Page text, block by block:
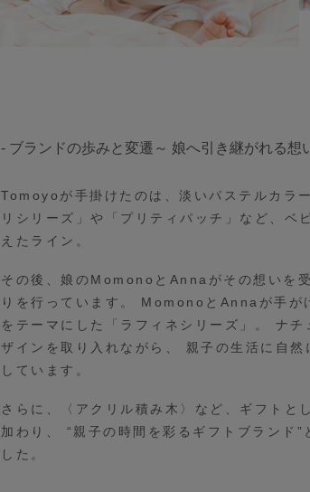
- ブランドの歩みと変遷～ 娘へ引き継がれる想
Tomoyoが手掛けたのは、淡いパステルカラ
リシリーズ」や「プリティパッチ」など、ベ
えたライン。
その後、娘のMomonoとAnnaがその想いを
りを行っています。 MomonoとAnnaが手が
をテーマにした「ラフィネシリーズ」。 ナ
ザインを取り入れながら、 親子の生活に自
しています。
さらに、〈アクリル積み木〉など、ギフトと
加わり、 “親子の時間を彩るギフトブランド”
した。